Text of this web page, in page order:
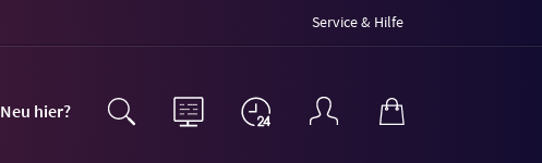
Service & Hilfe
Neu hier?